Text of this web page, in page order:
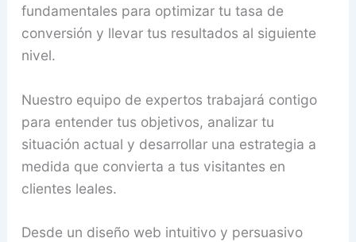
fundamentales para optimizar tu tasa de
conversión y llevar tus resultados al siguiente
nivel.
Nuestro equipo de expertos trabajará contigo
para entender tus objetivos, analizar tu
situación actual y desarrollar una estrategia a
medida que convierta a tus visitantes en
clientes leales.
Desde un diseño web intuitivo y persuasivo